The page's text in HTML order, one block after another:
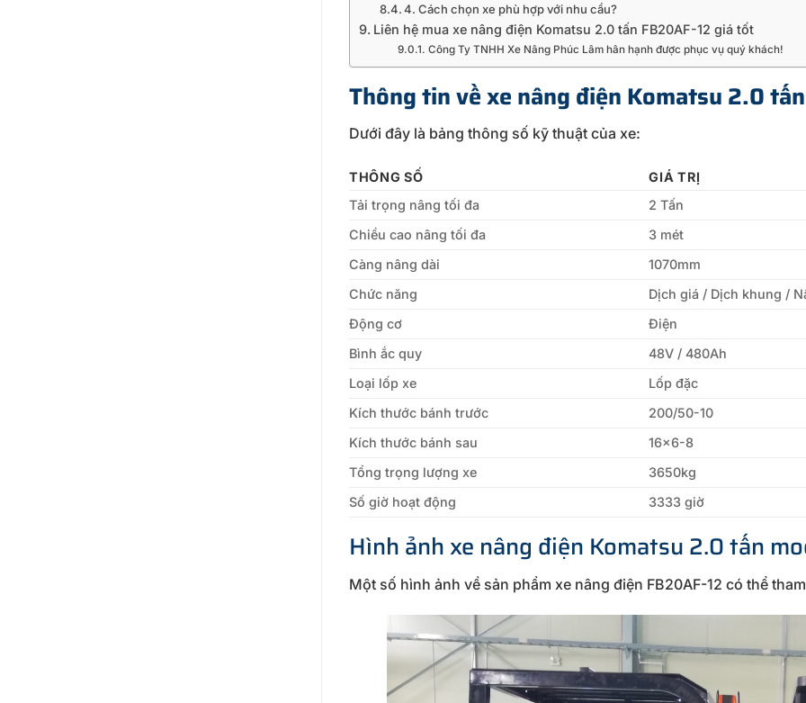
4. Cách chọn xe phù hợp với nhu cầu?
Liên hệ mua xe nâng điện Komatsu 2.0 tấn FB20AF-12 giá tốt
Công Ty TNHH Xe Nâng Phúc Lâm hân hạnh được phục vụ quý khách!
Thông tin về xe nâng điện Komatsu 2.0
Dưới đây là bảng thông số kỹ thuật của xe:
THÔNG SỐ
GIÁ TRỊ
Tải trọng nâng tối đa
2 Tấn
Chiều cao nâng tối đa
3 mét
Càng nâng dài
1070mm
Chức năng
Dịch giá / Dịch khung /
Động cơ
Điện
Bình ắc quy
48V / 480Ah
Loại lốp xe
Lốp đặc
Kích thước bánh trước
200/50-10
Kích thước bánh sau
16×6-8
Tổng trọng lượng xe
3650kg
Số giờ hoạt động
3333 giờ
Hình ảnh xe nâng điện Komatsu 2.0 tấn
Một số hình ảnh về sản phẩm xe nâng điện FB20AF-12 có thể